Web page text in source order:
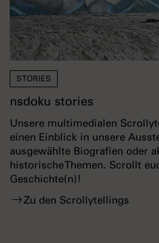
STORIES
nsdoku stories
Unsere multimedialen
einen Einblick in unsere
ausgewählte Biografien oder
historische Themen. Scrollt
Geschichte(n)!
Zu den Scrollytellings